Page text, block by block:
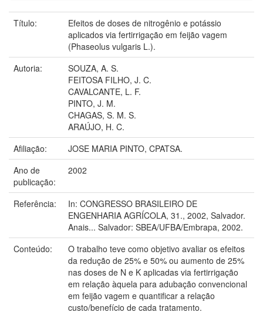
Título:
Efeitos de doses de nitrogênio e potássio
aplicados via fertirrigação em feijão vagem
(Phaseolus vulgaris L.).
Autoria:
SOUZA, A. S.
FEITOSA FILHO, J. C.
CAVALCANTE, L. F.
PINTO, J. M.
CHAGAS, S. M. S.
ARAÚJO, H. C.
Afiliação:
JOSE MARIA PINTO, CPATSA.
Ano de
publicação:
2002
Referência:
In: CONGRESSO BRASILEIRO DE
ENGENHARIA AGRÍCOLA, 31., 2002, Salvador.
Anais... Salvador: SBEA/UFBA/Embrapa, 2002.
Conteúdo:
O trabalho teve como objetivo avaliar os efeitos
da redução de 25% e 50% ou aumento de 25%
nas doses de N e K aplicadas via fertirrigação
em relação àquela para adubação convencional
em feijão vagem e quantificar a relação
custo/benefício de cada tratamento.